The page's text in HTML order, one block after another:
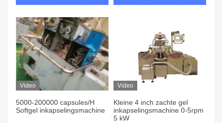
Video
5000-200000 capsules/H
Softgel inkapselingsmachine
Video
Kleine 4 inch zachte gel
inkapselingsmachine 0-5rpm
5 kW